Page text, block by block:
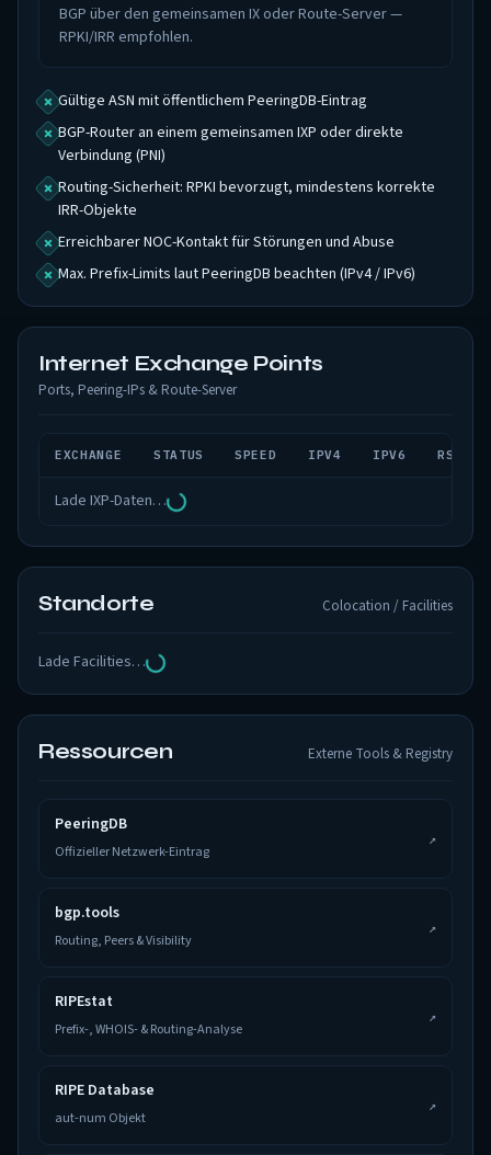
BGP über den gemeinsamen IX oder Route-Server —
RPKI/IRR empfohlen.
Gültige ASN mit öffentlichem PeeringDB-Eintrag
BGP-Router an einem gemeinsamen IXP oder direkte
Verbindung (PNI)
Routing-Sicherheit: RPKI bevorzugt, mindestens korrekte
IRR-Objekte
Erreichbarer NOC-Kontakt für Störungen und Abuse
Max. Prefix-Limits laut PeeringDB beachten (IPv4 / IPv6)
Internet Exchange Points
Ports, Peering-IPs & Route-Server
EXCHANGE STATUS SPEED IPV4 IPV6 RS
Lade IXP-Daten…
Standorte Colocation / Facilities
Lade Facilities…
Ressourcen Externe Tools & Registry
PeeringDB
Offizieller Netzwerk-Eintrag
↗
bgp.tools
Routing, Peers & Visibility
↗
RIPEstat
Prefix-, WHOIS- & Routing-Analyse
↗
RIPE Database
aut-num Objekt
↗